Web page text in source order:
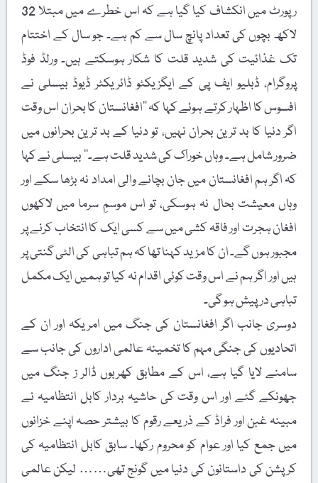
رپورٹ میں انکشاف کیا گیا ہے کہ اس خطرے میں مبتلا 32
لاکھ بچوں کی تعداد پانچ سال سے کم ہے۔ جو سال کے اختتام
تک غذائیت کی شدید قلت کا شکار ہوسکتے ہیں۔ ورلڈ فوڈ
پروگرام، ڈبلیو ایف پی کے ایگزیکٹو ڈائریکٹر ڈیوڈ بیسلی نے
افسوس کا اظہار کرتے ہوئے کہا کہ ’’افغانستان کا بحران اس وقت
اگر دنیا کا بد ترین بحران نہیں، تو دنیا کے بد ترین بحرانوں میں
ضرور شامل ہے۔ وہاں خوراک کی شدید قلت ہے۔‘‘ بیسلی نے کہا
کہ اگر ہم افغانستان میں جان بچانے والی امداد نہ بڑھا سکے اور
وہاں معیشت بحال نہ ہوسکی، تو اس موسمِ سرما میں لاکھوں
افغان ہجرت اور فاقہ کشی میں سے کسی ایک کا انتخاب کرنے پر
مجبور ہوں گے۔ ان کا مزید کہنا تھا کہ ہم تباہی کی الٹی گنتی پر
ہیں اور اگر ہم نے اس وقت کوئی اقدام نہ کیا تو ہمیں ایک مکمل
تباہی درپیش ہو گی۔
دوسری جانب اگر افغانستان کی جنگ میں امریکہ اور ان کے
اتحادیوں کی جنگی مہم کا تخمینہ عالمی اداروں کی جانب سے
سامنے لایا گیا ہے، اس کے مطابق کھربوں ڈالر ز جنگ میں
جھونکے گئے اور اس وقت کی حاشیہ بردار کابل انتظامیہ نے
مبینہ غبن اور فراڈ کے ذریعے رقوم کا بیشتر حصہ اپنے خزانوں
میں جمع کیا اور عوام کو محروم رکھا۔ سابق کابل انتظامیہ کی
کرپشن کی داستانون کی دنیا میں گونج تھی…… لیکن عالمی